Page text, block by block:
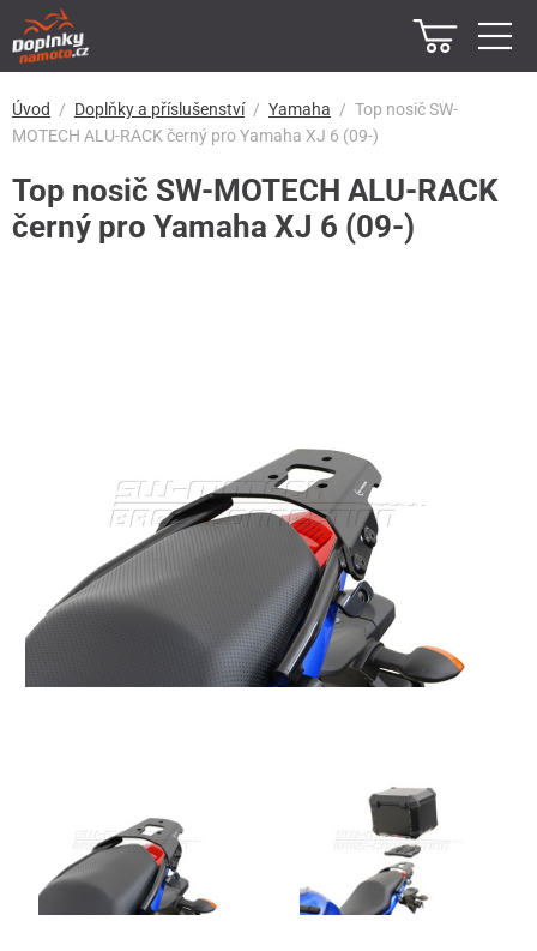
Úvod Doplňky a příslušenství Yamaha
Top nosič SW-
MOTECH ALU-RACK černý pro Yamaha XJ 6 (09-)
Top nosič SW-MOTECH ALU-RACK
černý pro Yamaha XJ 6 (09-)